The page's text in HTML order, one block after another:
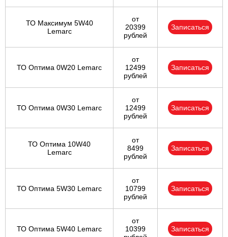
ТО Максимум 5W40
Lemarc
от
20399
рублей
Записаться
ТО Оптима 0W20 Lemarc
от
12499
рублей
Записаться
ТО Оптима 0W30 Lemarc
от
12499
рублей
Записаться
ТО Оптима 10W40
Lemarc
от
8499
рублей
Записаться
ТО Оптима 5W30 Lemarc
от
10799
рублей
Записаться
ТО Оптима 5W40 Lemarc
от
10399
Записаться